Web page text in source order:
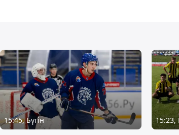
15:45, Бүгін 15:23,